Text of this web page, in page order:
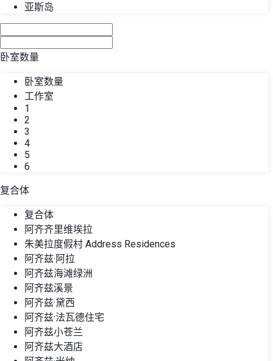
亚斯岛
卧室数量
卧室数量
工作室
1
2
3
4
5
6
复合体
复合体
阿齐齐里维埃拉
朱美拉度假村 Address Residences
阿齐兹·阿拉
阿齐兹海滩绿洲
阿齐兹溪景
阿齐兹·黛西
阿齐兹·法瓦德住宅
阿齐兹小苍兰
阿齐兹大酒店